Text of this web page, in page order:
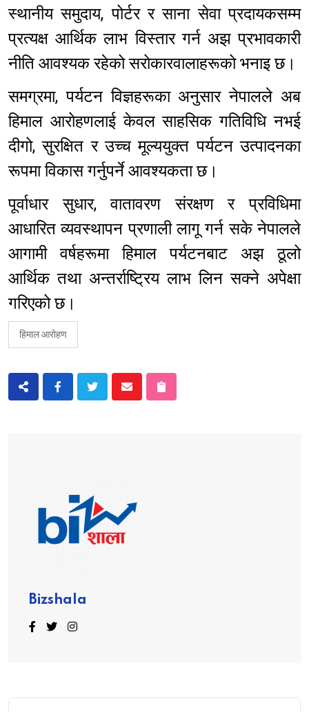
स्थानीय समुदाय, पोर्टर र साना सेवा प्रदायकसम्म
प्रत्यक्ष आर्थिक लाभ विस्तार गर्न अझ प्रभावकारी
नीति आवश्यक रहेको सरोकारवालाहरूको भनाइ छ।
समग्रमा, पर्यटन विज्ञहरूका अनुसार नेपालले अब
हिमाल आरोहणलाई केवल साहसिक गतिविधि नभई
दीगो, सुरक्षित र उच्च मूल्ययुक्त पर्यटन उत्पादनका
रूपमा विकास गर्नुपर्ने आवश्यकता छ।
पूर्वाधार सुधार, वातावरण संरक्षण र प्रविधिमा
आधारित व्यवस्थापन प्रणाली लागू गर्न सके नेपालले
आगामी वर्षहरूमा हिमाल पर्यटनबाट अझ ठूलो
आर्थिक तथा अन्तर्राष्ट्रिय लाभ लिन सक्ने अपेक्षा
गरिएको छ।
हिमाल आरोहण
Bizshala